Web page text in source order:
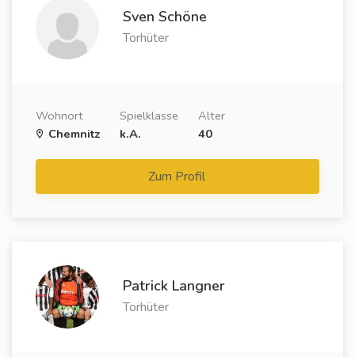
Sven Schöne
Torhüter
Wohnort
Chemnitz
Spielklasse
k.A.
Alter
40
Zum Profil
Patrick Langner
Torhüter